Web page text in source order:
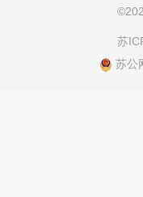
识等方面采用笔试
维、反应能力、知
总分不得低于120分
©
苏
苏公